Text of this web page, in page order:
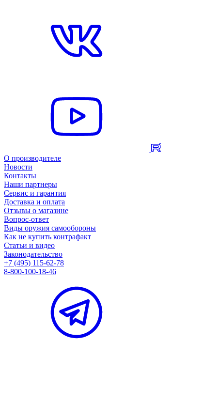
О производителе
Новости
Контакты
Наши партнеры
Сервис и гарантия
Доставка и оплата
Отзывы о магазине
Вопрос-ответ
Виды оружия самообороны
Как не купить контрафакт
Статьи и видео
Законодательство
+7 (495) 115-62-78
8-800-100-18-46